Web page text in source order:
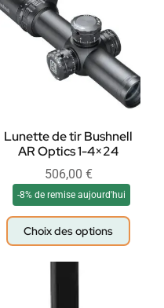
Lunette de tir Bushnell
AR Optics 1-4×24
506,00 €
-8% de remise aujourd'hui
Choix des options